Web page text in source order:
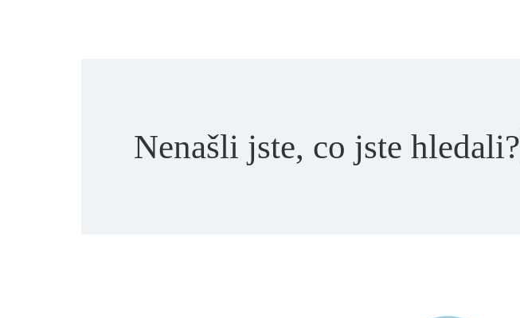
Nenašli jste, co jste hledali?